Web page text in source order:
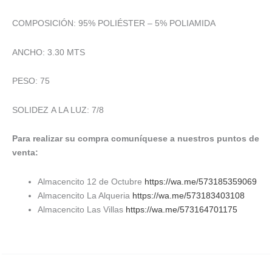
COMPOSICIÓN: 95% POLIÉSTER – 5% POLIAMIDA
ANCHO: 3.30 MTS
PESO: 75
SOLIDEZ A LA LUZ: 7/8
Para realizar su compra comuníquese a nuestros puntos de
venta:
Almacencito 12 de Octubre https://wa.me/573185359069
Almacencito La Alqueria https://wa.me/573183403108
Almacencito Las Villas https://wa.me/573164701175